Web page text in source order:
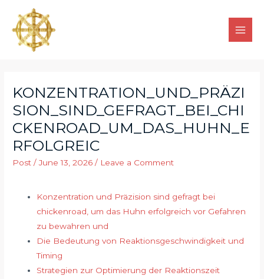
KONZENTRATION_UND_PRÄZI
SION_SIND_GEFRAGT_BEI_CHI
CKENROAD_UM_DAS_HUHN_E
RFOLGREIC
Post /June 13, 2026 / Leave a Comment
Konzentration und Präzision sind gefragt bei
chickenroad, um das Huhn erfolgreich vor Gefahren
zu bewahren und
Die Bedeutung von Reaktionsgeschwindigkeit und
Timing
Strategien zur Optimierung der Reaktionszeit